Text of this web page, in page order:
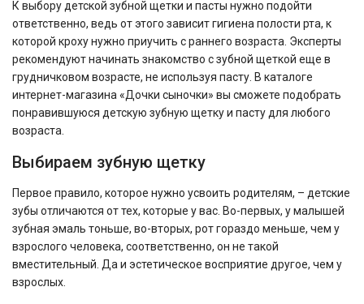
К выбору детской зубной щетки и пасты нужно подойти
ответственно, ведь от этого зависит гигиена полости рта, к
которой кроху нужно приучить с раннего возраста. Эксперты
рекомендуют начинать знакомство с зубной щеткой еще в
грудничковом возрасте, не используя пасту. В каталоге
интернет-магазина «Дочки сыночки» вы сможете подобрать
понравившуюся детскую зубную щетку и пасту для любого
возраста.
Выбираем зубную щетку
Первое правило, которое нужно усвоить родителям, – детские
зубы отличаются от тех, которые у вас. Во-первых, у малышей
зубная эмаль тоньше, во-вторых, рот гораздо меньше, чем у
взрослого человека, соответственно, он не такой
вместительный. Да и эстетическое восприятие другое, чем у
взрослых.